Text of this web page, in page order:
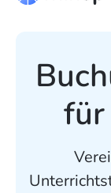
für